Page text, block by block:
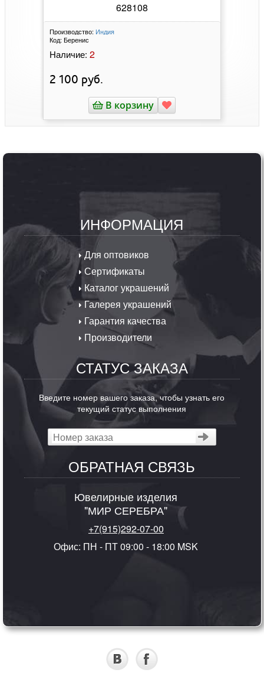
628108
Производство: Индия
Код: Беренис
Наличие: 2
2 100 руб.
В корзину
ИНФОРМАЦИЯ
Для оптовиков
Сертификаты
Каталог украшений
Галерея украшений
Гарантия качества
Производители
СТАТУС ЗАКАЗА
Введите номер вашего заказа, чтобы узнать его
текущий статус выполнения
ОБРАТНАЯ СВЯЗЬ
Ювелирные изделия
"МИР СЕРЕБРА"
+7(915)292-07-00
Офис: ПН - ПТ 09:00 - 18:00 MSK